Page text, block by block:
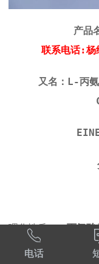
产品
联系电话:杨
又名：L-丙
理化性质：L-丙氨酸
溶于乙醚和丙酮。

电话